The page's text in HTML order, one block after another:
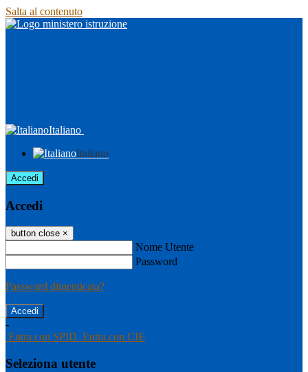
Salta al contenuto
Italiano
Italiano
Accedi
Accedi
button close ×
Nome Utente
Password
Password dimenticata?
-
Entra con SPID Entra con CIE
Seleziona utente